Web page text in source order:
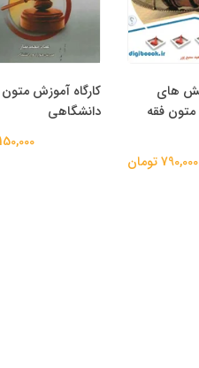
های
متون فقه
790,000 تومان
کارگاه آموزش
دانشگاهی
150,000 تومان